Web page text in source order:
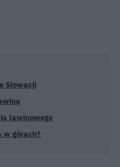
Słowacji
lawinowego
w górach?